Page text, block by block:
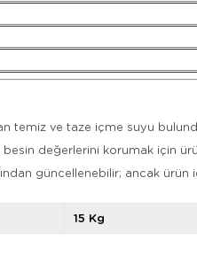
temiz ve taze içme suyu
besin değerlerini korumak için
güncellenebilir; ancak ürün
15 Kg